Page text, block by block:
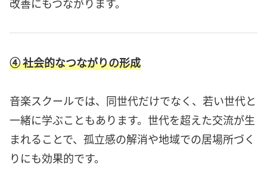
④ 社会的なつながりの形成
音楽スクールでは、同世代だけでなく、若い世代と
一緒に学ぶこともあります。世代を超えた交流が生
まれることで、孤立感の解消や地域での居場所づく
りにも効果的です。